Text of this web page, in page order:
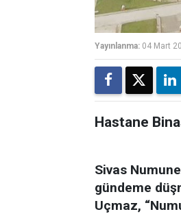
Yayınlanma: 04 Mart
Hastane
Sivas
gündeme
Uçmaz,